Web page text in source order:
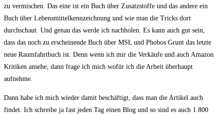
zu vermischen. Das eine ist ein Buch über Zusatzstoffe und das andere ein
Buch über Lebensmittelkennzeichnung und wie man die Tricks dort
durchschaut. Und genau das werde ich nachholen. Es kann auch gut sein,
dass das noch zu erscheinende Buch über MSL und Phobos Grunt das letzte
neue Raumfahrtbuch ist. Denn wenn ich mir die Verkäufe und auch Amazon
Kritiken ansehe, dann frage ich mich wofür ich die Arbeit überhaupt
aufnehme.
Dann habe ich mich wieder damit beschäftigt, dass man die Artikel auch
findet. Ich schreibe ja fast jeden Tag einen Blog und so sind es auch 1.800